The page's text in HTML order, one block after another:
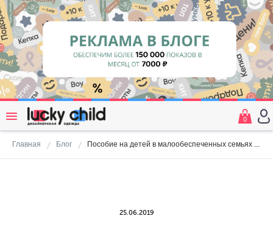
0
Главная Блог Пособие на детей в малообеспеченных семьях повысят с 50 рублей до 10 тыс. рублей
25.06.2019